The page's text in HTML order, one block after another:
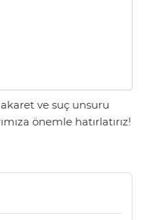
ve suç unsuru
önemle hatırlatırız!